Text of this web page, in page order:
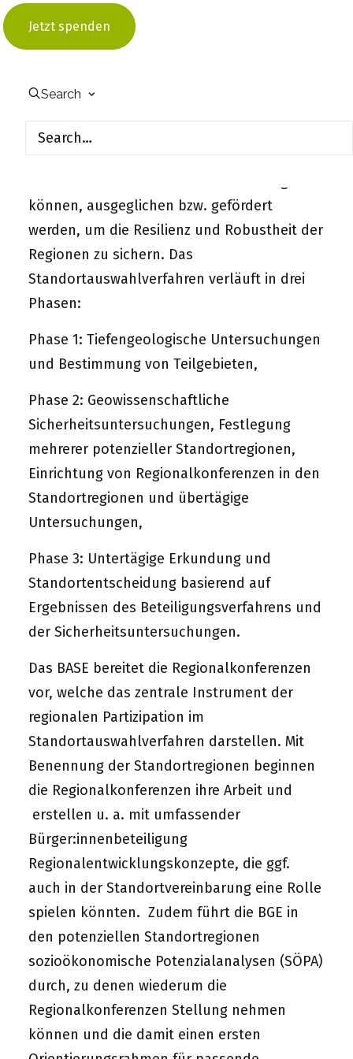
Jetzt spenden
Search
Im Standortauswahlverfahren sollen
Konzepte zur Förderung der
Standortregionen erarbeitet und sukzessive
mögliche Belastungen sowie Potenziale, die
können, ausgeglichen bzw. gefördert
werden, um die Resilienz und Robustheit der
Regionen zu sichern. Das
Standortauswahlverfahren verläuft in drei
Phasen:
Phase 1: Tiefengeologische Untersuchungen
und Bestimmung von Teilgebieten,
Phase 2: Geowissenschaftliche
Sicherheitsuntersuchungen, Festlegung
mehrerer potenzieller Standortregionen,
Einrichtung von Regionalkonferenzen in den
Standortregionen und übertägige
Untersuchungen,
Phase 3: Untertägige Erkundung und
Standortentscheidung basierend auf
Ergebnissen des Beteiligungsverfahrens und
der Sicherheitsuntersuchungen.
Das BASE bereitet die Regionalkonferenzen
vor, welche das zentrale Instrument der
regionalen Partizipation im
Standortauswahlverfahren darstellen. Mit
Benennung der Standortregionen beginnen
die Regionalkonferenzen ihre Arbeit und
erstellen u. a. mit umfassender
Bürger:innenbeteiligung
Regionalentwicklungskonzepte, die ggf.
auch in der Standortvereinbarung eine Rolle
spielen könnten. Zudem führt die BGE in
den potenziellen Standortregionen
sozioökonomische Potenzialanalysen (SÖPA)
durch, zu denen wiederum die
Regionalkonferenzen Stellung nehmen
können und die damit einen ersten